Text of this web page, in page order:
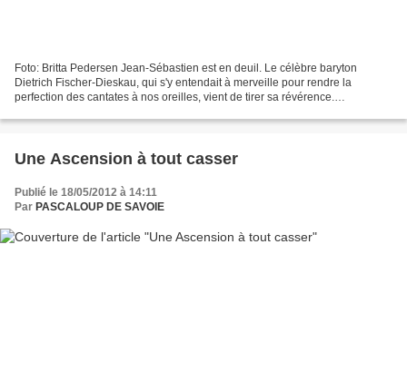
Foto: Britta Pedersen Jean-Sébastien est en deuil. Le célèbre baryton
Dietrich Fischer-Dieskau, qui s'y entendait à merveille pour rendre la
perfection des cantates à nos oreilles, vient de tirer sa révérence.
Une Ascension à tout casser
Publié le 18/05/2012 à 14:11
Par PASCALOUP DE SAVOIE